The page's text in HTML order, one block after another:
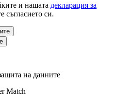
и нашата декларация за
съгласието си.
на данните
Match